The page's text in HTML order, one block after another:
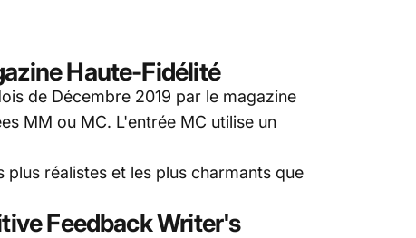
Haute-Fidélité
de Décembre 2019 par le magazine
MM ou MC. L'entrée MC utilise un
plus réalistes et les plus charmants que
Feedback Writer's